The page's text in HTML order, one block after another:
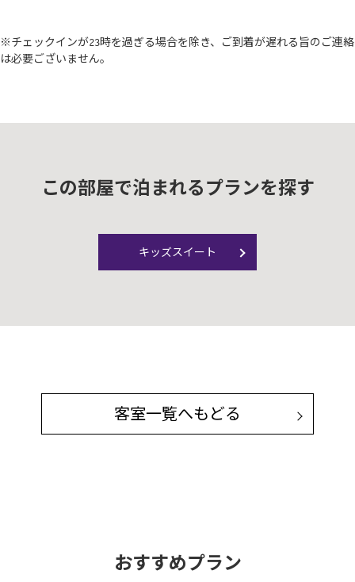
※チェックインが23時を過ぎる場合を除き、ご到着が遅れる旨のご連絡
は必要ございません。
この部屋で泊まれるプランを探す
キッズスイート
客室一覧へもどる
おすすめプラン